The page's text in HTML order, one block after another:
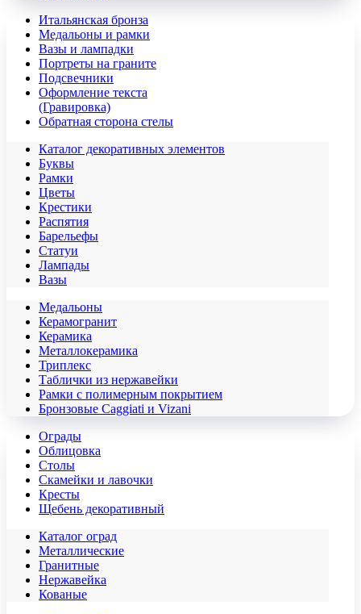
Итальянская бронза
Медальоны и рамки
Вазы и лампадки
Портреты на граните
Подсвечники
Оформление текста
(Гравировка)
Обратная сторона стелы
Каталог декоративных элементов
Буквы
Рамки
Цветы
Крестики
Распятия
Барельефы
Статуи
Лампады
Вазы
Медальоны
Керамогранит
Керамика
Металлокерамика
Триплекс
Таблички из нержавейки
Рамки с полимерным покрытием
Бронзовые Caggiati и Vizani
Ограды
Облицовка
Столы
Скамейки и лавочки
Кресты
Щебень декоративный
Каталог оград
Металлические
Гранитные
Нержавейка
Кованые